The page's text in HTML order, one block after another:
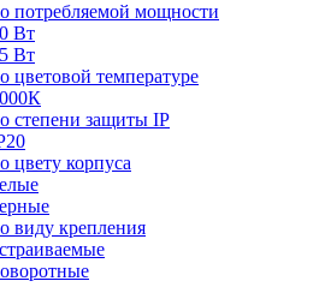
потребляемой мощности
Вт
Вт
цветовой температуре
степени защиты IP
цвету корпуса
виду крепления